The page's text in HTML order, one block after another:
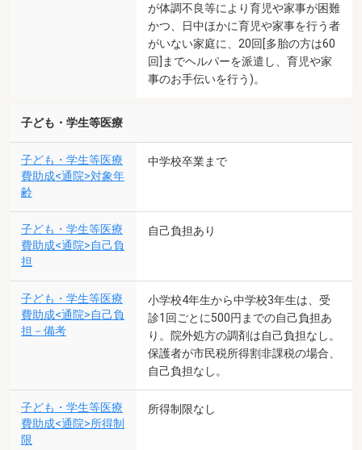
が体調不良等により育児や家事が困難
かつ、日中ほかに育児や家事を行う者
がいない家庭に、20回[多胎の方は60
回]までヘルパーを派遣し、育児や家
事のお手伝いを行う)。
子ども・学生等医療
子ども・学生等医療
費助成<通院>対象年
齢
中学校卒業まで
子ども・学生等医療
費助成<通院>自己負
担
自己負担あり
子ども・学生等医療
費助成<通院>自己負
担－備考
小学校4年生から中学校3年生は、受
診1回ごとに500円までの自己負担あ
り。院外処方の調剤は自己負担なし。
保護者が市民税所得割非課税の場合、
自己負担なし。
子ども・学生等医療
費助成<通院>所得制
限
所得制限なし